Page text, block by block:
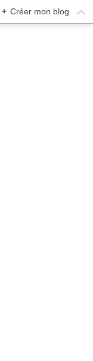
+ Créer mon blog